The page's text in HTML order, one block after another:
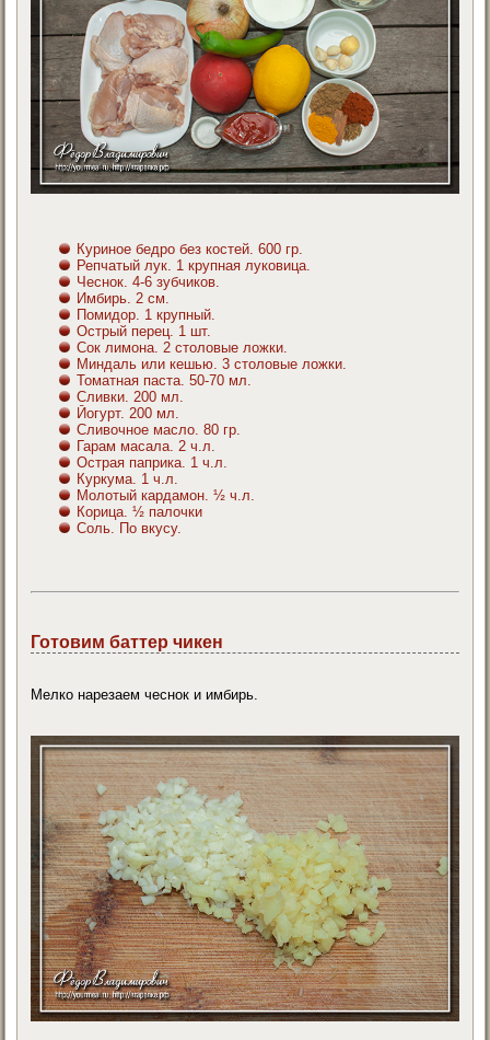
Куриное бедро без костей. 600 гр.
Репчатый лук. 1 крупная луковица.
Чеснок. 4-6 зубчиков.
Имбирь. 2 см.
Помидор. 1 крупный.
Острый перец. 1 шт.
Сок лимона. 2 столовые ложки.
Миндаль или кешью. 3 столовые ложки.
Томатная паста. 50-70 мл.
Сливки. 200 мл.
Йогурт. 200 мл.
Сливочное масло. 80 гр.
Гарам масала. 2 ч.л.
Острая паприка. 1 ч.л.
Куркума. 1 ч.л.
Молотый кардамон. ½ ч.л.
Корица. ½ палочки
Соль. По вкусу.
Готовим баттер чикен
Мелко нарезаем чеснок и имбирь.